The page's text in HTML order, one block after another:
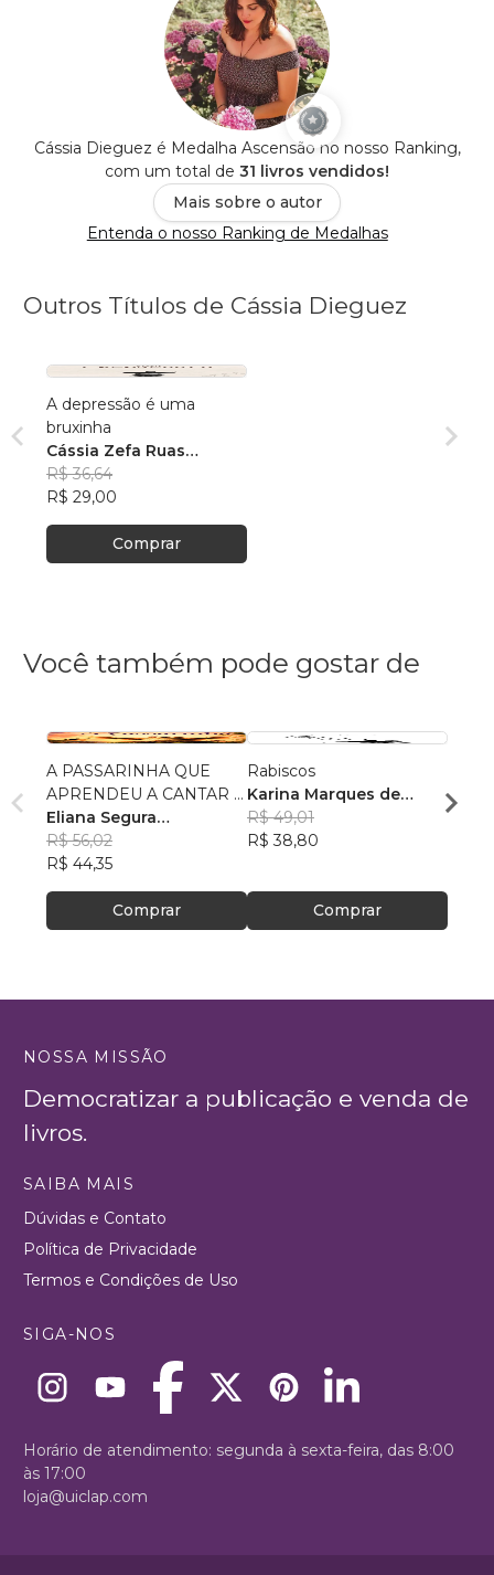
Cássia Dieguez é Medalha Ascensão no nosso Ranking,
com um total de 31 livros vendidos!
Mais sobre o autor
Entenda o nosso Ranking de Medalhas
Outros Títulos de Cássia Dieguez
A depressão é uma
bruxinha
Cássia Zefa Ruas
Dieguez
R$ 36,64
R$ 29,00
Comprar
Você também pode gostar de
A PASSARINHA QUE
APRENDEU A CANTAR E
VOAR
Eliana Segura
Fernandes
R$ 56,02
R$ 44,35
Comprar
Rabiscos
Karina Marques de
Oliveira
R$ 49,01
R$ 38,80
Comprar
NOSSA MISSÃO
Democratizar a publicação e venda de
livros.
SAIBA MAIS
Dúvidas e Contato
Política de Privacidade
Termos e Condições de Uso
SIGA-NOS
Horário de atendimento: segunda à sexta-feira, das 8:00
às 17:00
loja@uiclap.com